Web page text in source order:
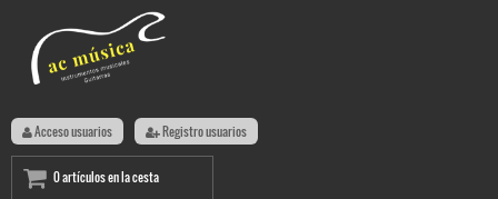
Acceso usuarios Registro usuarios
0 artículos en la cesta